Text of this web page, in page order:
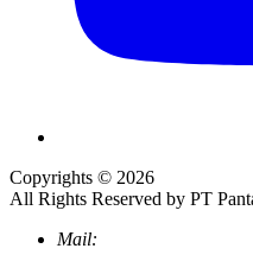
Copyrights © 2026
All Rights Reserved by PT
Mail: